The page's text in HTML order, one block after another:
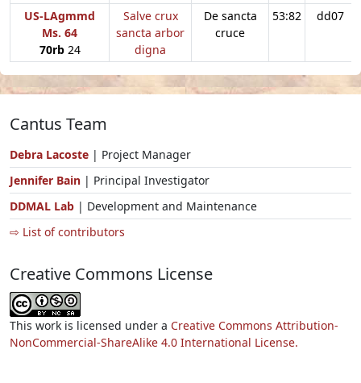
US-LAgmmd
Ms. 64
70rb24
Salve crux
sancta arbor
digna
De sancta
cruce
53:82 dd07
Cantus Team
Debra Lacoste | Project Manager
Jennifer Bain | Principal Investigator
DDMAL Lab | Development and Maintenance
⇨ List of contributors
Creative Commons License
This work is licensed under a Creative Commons Attribution-
NonCommercial-ShareAlike 4.0 International License.